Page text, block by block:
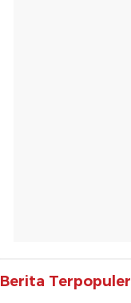
Berita Terpopuler